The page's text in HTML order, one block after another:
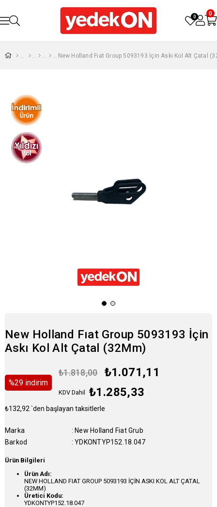
0 0
New Holland Fıat Group 5093193 İçin Askı Kol Alt Çatal
New Holland Fıat Group 5093193 İçin
Askı Kol Alt Çatal (32Mm)
%29 i̇ndirim
₺1.818,00 ₺1.071,11
KDV Dahil ₺1.285,33
₺132,92 `den başlayan taksitlerle
Marka : New Holland Fiat Grub
Barkod
: YDKONTYP152.18.047
Ürün Bilgileri
Ürün Adı:
NEW HOLLAND FIAT GROUP 5093193 İÇİN ASKI KOL ALT ÇATAL
(32MM)
Üretici Kodu:
YDKONTYP152.18.047